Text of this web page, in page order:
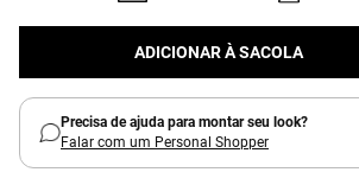
ADICIONAR À SACOLA
Precisa de ajuda para montar seu look?
Falar com um Personal Shopper